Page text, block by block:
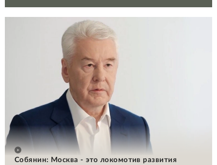
Собянин: Москва - это локомотив развития